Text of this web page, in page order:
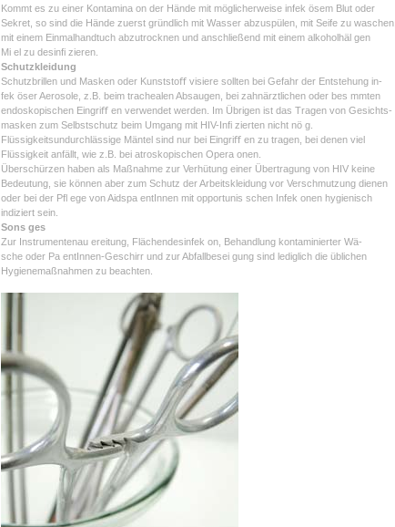
Kommt es zu einer Kontamina on der Hände mit möglicherweise infek ösem Blut oder
Sekret, so sind die Hände zuerst gründlich mit Wasser abzuspülen, mit Seife zu waschen,
mit einem Einmalhandtuch abzutrocknen und anschließend mit einem alkoholhäl gen
Mi el zu desinfi zieren.
Schutzkleidung
Schutzbrillen und Masken oder Kunststoﬀ visiere sollten bei Gefahr der Entstehung in-
fek öser Aerosole, z.B. beim trachealen Absaugen, bei zahnärztlichen oder bes mmten
endoskopischen Eingriﬀ en verwendet werden. Im Übrigen ist das Tragen von Gesichts-
masken zum Selbstschutz beim Umgang mit HIV-Infi zierten nicht nö g.
Flüssigkeitsundurchlässige Mäntel sind nur bei Eingriﬀ en zu tragen, bei denen viel
Flüssigkeit anfällt, wie z.B. bei atroskopischen Opera onen.
Überschürzen haben als Maßnahme zur Verhütung einer Übertragung von HIV keine
Bedeutung, sie können aber zum Schutz der Arbeitskleidung vor Verschmutzung dienen
oder bei der Pfl ege von Aidspa entInnen mit opportunis schen Infek onen hygienisch
indiziert sein.
Sons ges
Zur Instrumentenau ereitung, Flächendesinfek on, Behandlung kontaminierter Wä-
sche oder Pa entInnen-Geschirr und zur Abfallbesei gung sind lediglich die üblichen
Hygienemaßnahmen zu beachten.